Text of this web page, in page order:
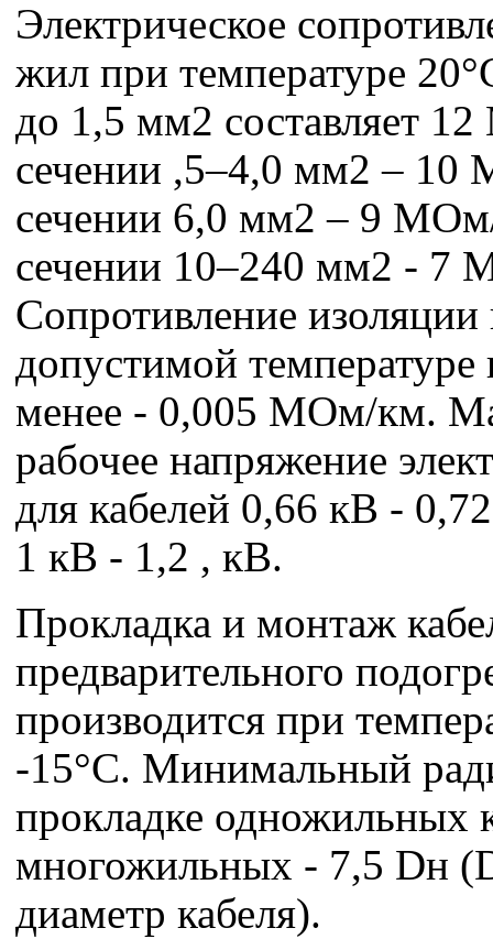
Электрическое
жил при температуре
до 1,5 мм2 составляет
сечении ,5–4,0 мм2 –
сечении 6,0 мм2 – 9
сечении 10–240 мм2 - 7
Сопротивление
допустимой температуре
менее - 0,005 МОм/км.
рабочее напряжение
для кабелей 0,66 кВ -
1 кВ - 1,2 , кВ.
Прокладка и монтаж
предварительного
производится при
-15°С. Минимальный
прокладке одножильных
многожильных - 7,5 Dн
диаметр кабеля).